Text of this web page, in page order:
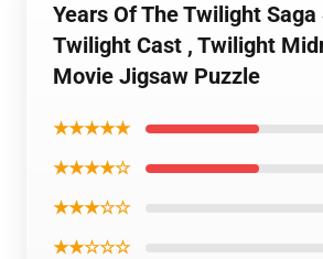
Years Of The Twilight
Twilight Cast , Twilight
Movie Jigsaw Puzzle
★★★★★
★★★★☆
★★★☆☆
★★☆☆☆